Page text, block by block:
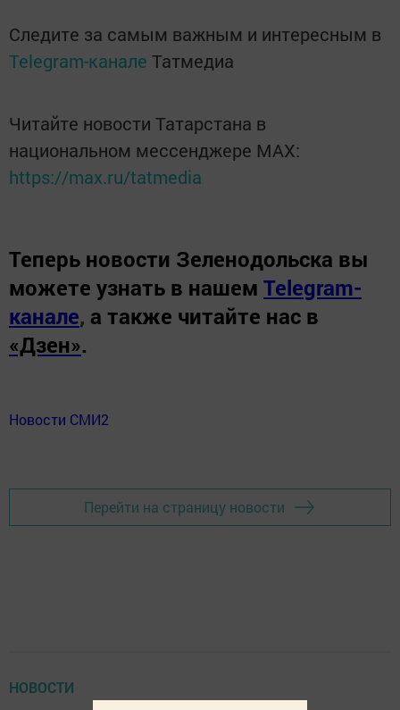
Следите за самым важным и интересным в
Telegram-канале Татмедиа
Читайте новости Татарстана в
национальном мессенджере MАХ:
https://max.ru/tatmedia
Теперь новости Зеленодольска вы
можете узнать в нашем Telegram-
канале, а также читайте нас в
«Дзен».
Новости СМИ2
Перейти на страницу новости
НОВОСТИ